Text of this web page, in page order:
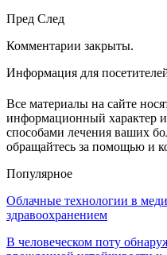
Пред След
Комментарии закрыты.
Информация для
Все материалы на сайте
информационный характер
способами лечения ваших
обращайтесь за помощью и
Популярное
Облачные технологии в
здравоохранением
В человеческом поту